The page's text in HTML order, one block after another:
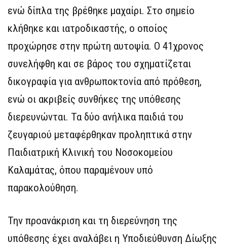
ενώ δίπλα της βρέθηκε μαχαίρι. Στο σημείο
κλήθηκε και ιατροδικαστής, ο οποίος
προχώρησε στην πρώτη αυτοψία. Ο 41χρονος
συνελήφθη και σε βάρος του σχηματίζεται
δικογραφία για ανθρωποκτονία από πρόθεση,
ενώ οι ακριβείς συνθήκες της υπόθεσης
διερευνώνται. Τα δύο ανήλικα παιδιά του
ζευγαριού μεταφέρθηκαν προληπτικά στην
Παιδιατρική Κλινική του Νοσοκομείου
Καλαμάτας, όπου παραμένουν υπό
παρακολούθηση.
Την προανάκριση και τη διερεύνηση της
υπόθεσης έχει αναλάβει η Υποδιεύθυνση Δίωξης